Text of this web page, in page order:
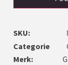
SKU:
Categorie
Merk: